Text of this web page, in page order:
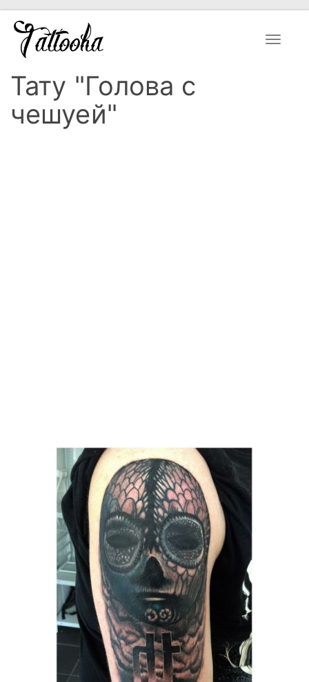
Toggle
Тату "Голова с
чешуей"